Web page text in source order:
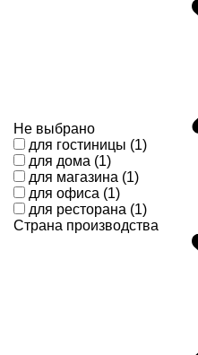
Не выбрано
для гостиницы (1)
для дома (1)
для магазина (1)
для офиса (1)
для ресторана (1)
Страна производства